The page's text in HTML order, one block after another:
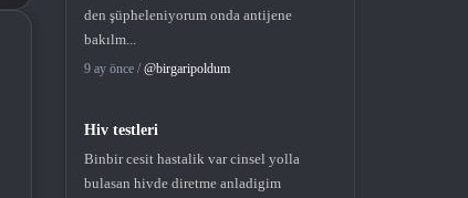
den şüpheleniyorum onda antijene
bakılm...
9 ay önce / @birgaripoldum
Hiv testleri
Binbir cesit hastalik var cinsel yolla
bulasan hivde diretme anladigim